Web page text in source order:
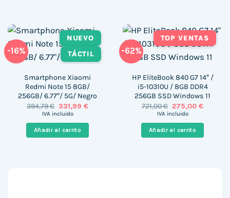
-16%
NUEVO
TÁCTIL
Smartphone Xiaomi
Redmi Note 15 8GB/
256GB/ 6.77″/ 5G/ Negro
394,79€ El
precio
era:
394,79 €.
331,99 €El
es:
331,99 €.
IVA incluido
Añadir al carrito
-62%
TOP VENTAS
HP EliteBook 840 G7 14″ /
i5-10310U / 8GB DDR4
256GB SSD Windows 11
721,00€ El
precio
era:
721,00 €.
275,00 €El
es:
275,00
IVA incluido
Añadir al carrito